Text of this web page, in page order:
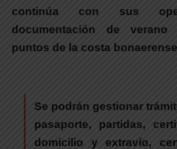
continúa con sus
documentación de
puntos de la costa
Se podrán gestionar
pasaporte, partidas,
domicilio y extravío,